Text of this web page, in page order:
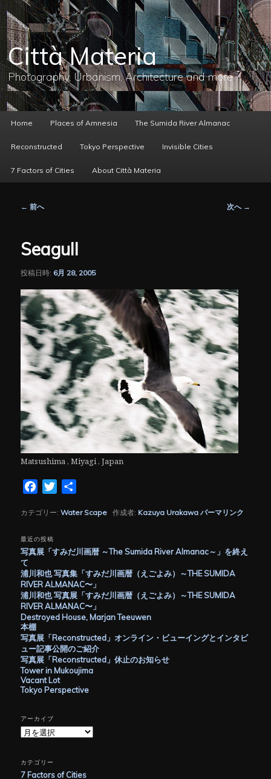
メ
イ
ン
コ
ン
テ
ン
へ
移
動
Città Materia
Photography, Urbanism, Architecture and more
ー
Home Places of Amnesia The Sumida River Almanac
Reconstructed Tokyo Perspective Invisible Cities
7 Factors of Cities About Città Materia
ビ
ゲ
シ
ン
← 前へ 次へ →
Seagull
投稿日時: 6月 28, 2005
Matsushima , Miyagi , Japan
FacebookTwitter
カテゴリー:Water Scape 作成者: Kazuya Urakawa パーマリンク
最近の投稿
写真展「すみだ川画暦 ～The Sumida River Almanac～」を終え
て
浦川和也 写真集「すみだ川画暦（えごよみ）～THE SUMIDA
RIVER ALMANAC〜」
浦川和也 写真展「すみだ川画暦（えごよみ）～THE SUMIDA
RIVER ALMANAC〜」
Destroyed House, Marjan Teeuwen
本棚
写真展「Reconstructed」オンライン・ビューイングとインタビ
ュー記事公開のご紹介
写真展「Reconstructed」休止のお知らせ
Tower in Mukoujima
Vacant Lot
Tokyo Perspective
アーカイブ
ア
ー
イ
ブ
カテゴリー
7 Factors of Cities